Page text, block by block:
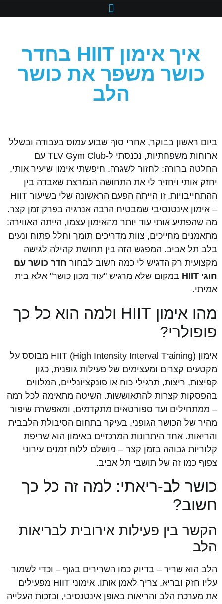
איך אימון HIIT בחדר
כושר משפר את כושר
הלב
ביום ראשון בבוקר, אחרי סוף שבוע עמוס בעבודה ובשלל
ארוחות משפחתיות, נכנסתי ל-TLV Gym Club עם
החלטה ברורה: לחזור לשגרה. חיפשתי אימון שיעיר אותי,
יחזק אותי ויחזיר לי את התחושה הנמרצת שאבדה בין
ההתחייבויות. זו הייתה הפעם הראשונה שלי בשיעור HIIT
– אימון אינטנסיבי שמבטיח הרבה אנרגיה בפרק זמן קצר.
מה שהפתיע אותי עוד יותר מהאימון עצמו, הייתה האווירה:
מתאמנים מחייכים, צוות מדריכים תומך וחלל פתוח ונעים
בלב תל אביב. המפגש הזה בין תחושת קהילה לגישה
מקצועית רק הדגיש לי כמה חשוב לבחור חדר כושר עם
חוגי HIIT
במקום שלא מרגיש "עוד מכון כושר" אלא בית
אמיתי.
מהו אימון HIIT ולמה הוא כל כך
פופולרי?
אימון HIIT (High Intensity Interval Training) מבוסס על
מקטעים קצרים ומעצימים של פעילות גופנית, כגון
קפיצות, ריצות, תרגילי כוח או פונקציונליים, המלווים
בהפסקות קצרות להתאוששות. השיטה מתאימה לכל רמה
– ממתחילים ועד ספורטאים מתקדמים, ומאפשרת שיפור
מהיר של הכושר הגופני, בעיקר בתחום הסיבולת הלבבית
והריאות. אחד היתרונות המרכזיים באימון הוא שריפת
קלוריות גבוהה בזמן קצר – מושלם ללוח זמנים עירוני
צפוף כמו זה של תושבי תל אביב.
כושר לב-ריאתי: למה זה כל כך
חשוב?
הקשר בין פעילות אירובית לבריאות
הלב
הלב הוא שריר – בדיוק כמו השרירים בגוף – וכדי לשמור
עליו חזק ובריא, צריך לאמן אותו. אימוני HIIT מפעילים
את מערכת הלב והריאות באופן אינטנסיבי, ובזכות העלייה